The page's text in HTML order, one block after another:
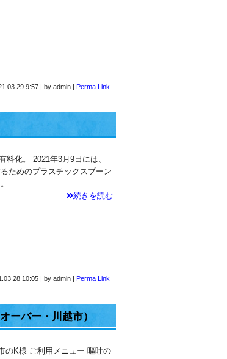
9:57| by admin| Perma Link
料化。 2021年3月9日には、
ためのプラスチックスプーン
。 …
続きを読む
10:05| by admin| Perma Link
ーバー・川越市）
のK様 ご利用メニュー 嘔吐の